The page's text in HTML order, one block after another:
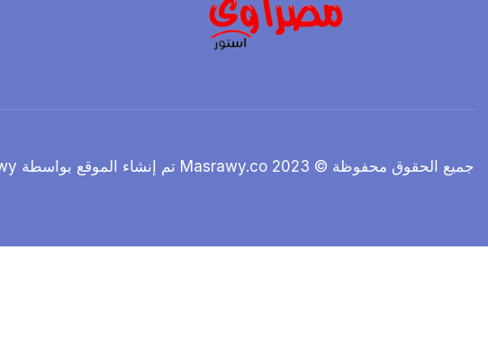
جميع الحقوق محفوظة © 2023 Masrawy.co تم إنشاء الموقع بواسطة ahmedmasrawy